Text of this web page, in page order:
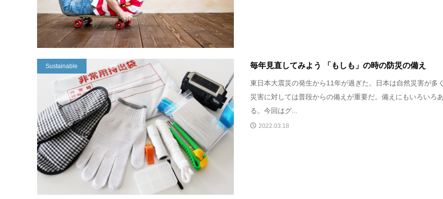
Sustainable 毎年見直してみよう 「もしも」の時の防災の備え
東日本大震災の発生から11年が過ぎた。日本は自然災害が多く
災害に対しては普段からの備えが重要だ。備えにもいろいろあ
る。今回はグ...
2022.03.18